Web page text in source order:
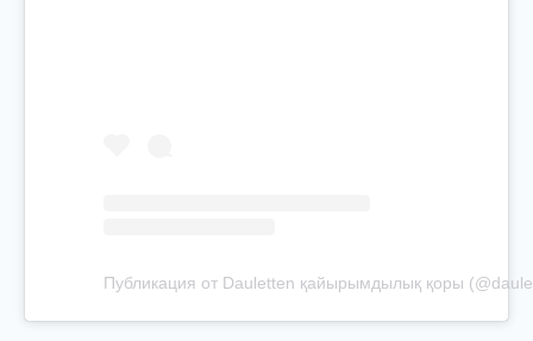
Публикация от Dauletten қайырымдылық қоры